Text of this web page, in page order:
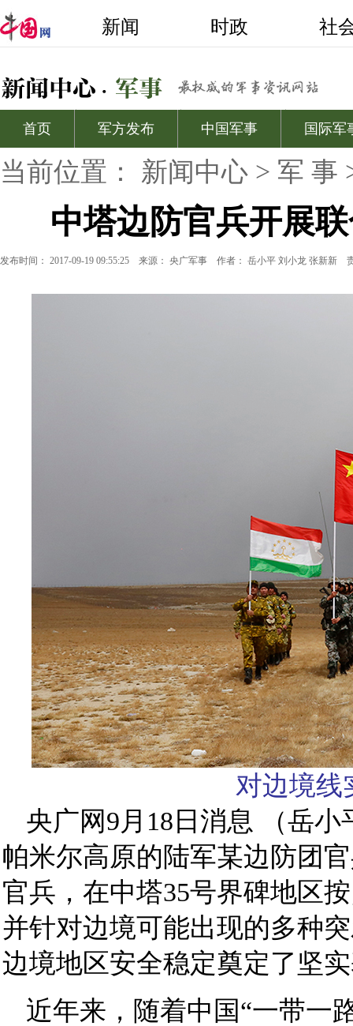
当前位置： 新闻中心 > 军 事
中塔边防官兵开展
发布时间： 2017-09-19 09:55:25 来源： 央广军事 作者： 岳小平 刘小龙 张新新
对边境线
央广网9月18日消息 （岳
帕米尔高原的陆军某边防团
官兵，在中塔35号界碑地区
并针对边境可能出现的多种
边境地区安全稳定奠定了坚
近年来，随着中国“一带一